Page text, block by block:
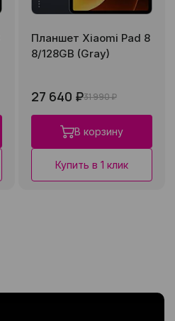
Планшет Xiaomi Pad 8
8/128GB (Gray)
27 640 ₽31 990 ₽
В корзину
Купить в 1 клик